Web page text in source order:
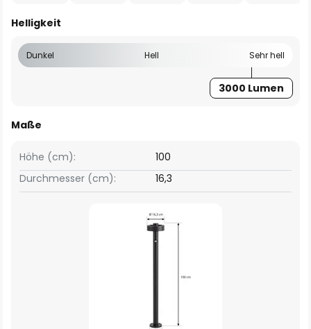
Helligkeit
Dunkel Hell Sehr hell
3000 Lumen
Maße
Höhe (cm):
100
Durchmesser (cm):
16,3